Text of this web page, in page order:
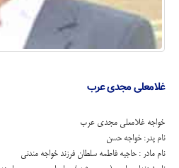
غلامعلی مجدی عرب
خواجه غلامعلی مجدی عرب
نام پدر: خواجه حسن
نام مادر : حاجیه فاطمه سلطان فرزند خواجه مندنی